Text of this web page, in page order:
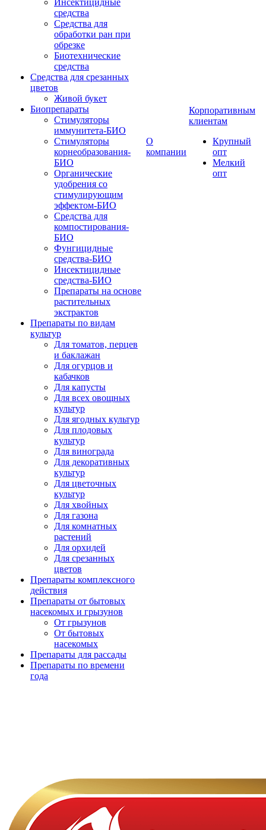
Инсектицидные
средства
Средства для
обработки ран при
обрезке
Биотехнические
средства
Средства для срезанных
цветов
Живой букет
Биопрепараты
Стимуляторы
иммунитета-БИО
Стимуляторы
корнеобразования-
БИО
Органические
удобрения со
стимулирующим
эффектом-БИО
Средства для
компостирования-
БИО
Фунгицидные
средства-БИО
Инсектицидные
средства-БИО
Препараты на основе
растительных
экстрактов
Препараты по видам
культур
Для томатов, перцев
и баклажан
Для огурцов и
кабачков
Для капусты
Для всех овощных
культур
Для ягодных культур
Для плодовых
культур
Для винограда
Для декоративных
культур
Для цветочных
культур
Для хвойных
Для газона
Для комнатных
растений
Для орхидей
Для срезанных
цветов
Препараты комплексного
действия
Препараты от бытовых
насекомых и грызунов
От грызунов
От бытовых
насекомых
Препараты для рассады
Препараты по времени
года
О
компании
Корпоративным
клиентам
Крупный
опт
Мелкий
опт